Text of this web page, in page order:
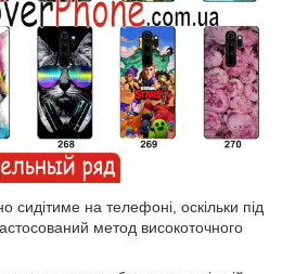
сидітиме на телефоні, оскільки під
метод високоточного